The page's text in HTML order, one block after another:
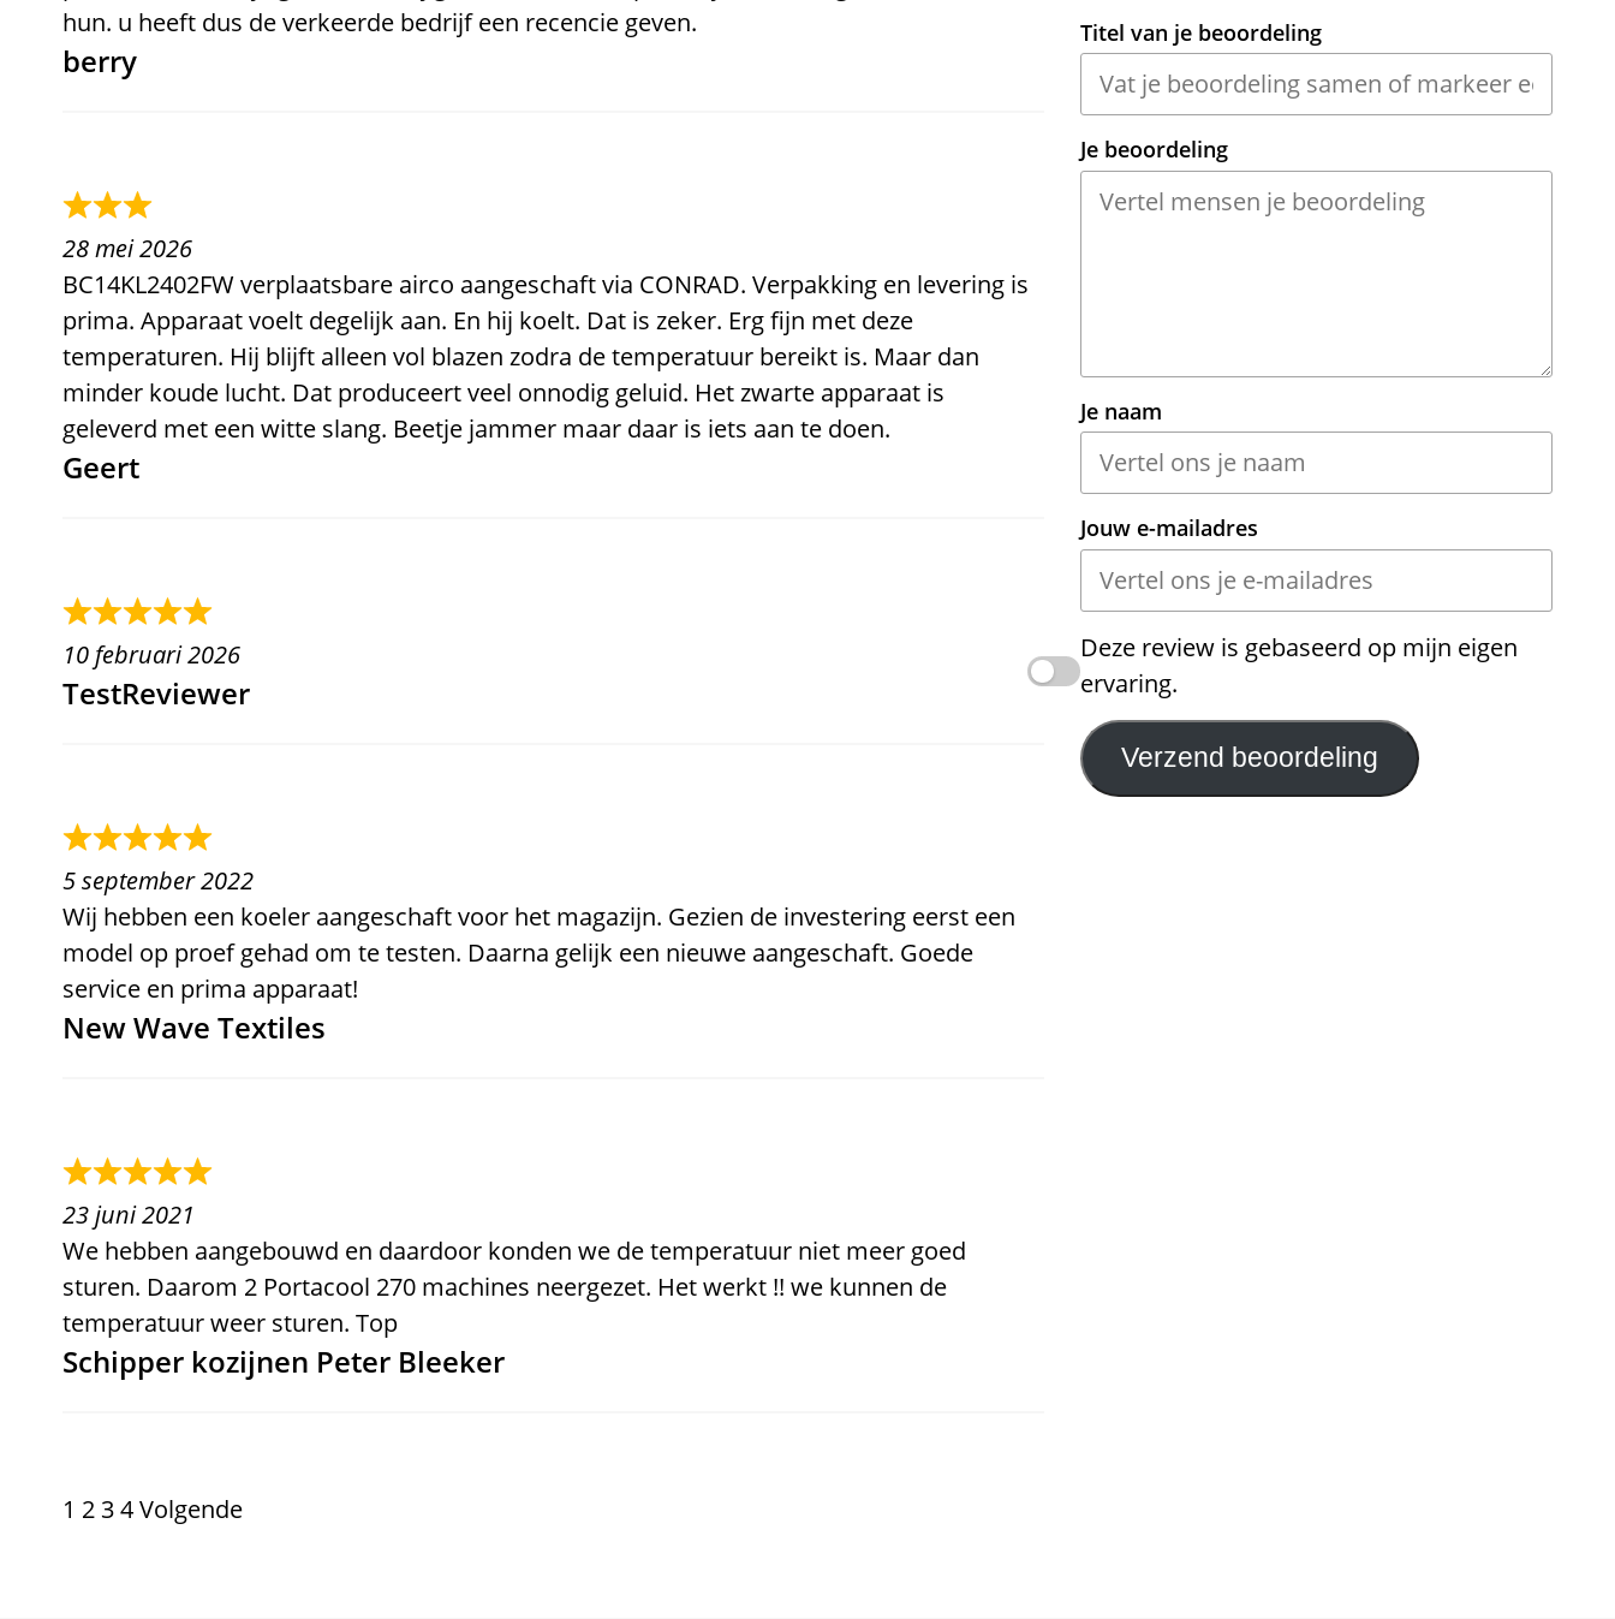
hun. u heeft dus de verkeerde bedrijf een recencie geven.
berry
28 mei 2026
BC14KL2402FW verplaatsbare airco aangeschaft via CONRAD. Verpakking en levering is
prima. Apparaat voelt degelijk aan. En hij koelt. Dat is zeker. Erg fijn met deze
temperaturen. Hij blijft alleen vol blazen zodra de temperatuur bereikt is. Maar dan
minder koude lucht. Dat produceert veel onnodig geluid. Het zwarte apparaat is
geleverd met een witte slang. Beetje jammer maar daar is iets aan te doen.
Geert
10 februari 2026
TestReviewer
5 september 2022
Wij hebben een koeler aangeschaft voor het magazijn. Gezien de investering eerst een
model op proef gehad om te testen. Daarna gelijk een nieuwe aangeschaft. Goede
service en prima apparaat!
New Wave Textiles
23 juni 2021
We hebben aangebouwd en daardoor konden we de temperatuur niet meer goed
sturen. Daarom 2 Portacool 270 machines neergezet. Het werkt !! we kunnen de
temperatuur weer sturen. Top
Schipper kozijnen Peter Bleeker
SITE
Pagina
1 Pagina
2 Pagina
3Pagina
4Volgende
Titel van je beoordeling
Je beoordeling
Je naam
Jouw e-mailadres
Deze review is gebaseerd op mijn eigen
ervaring.
Verzend beoordeling